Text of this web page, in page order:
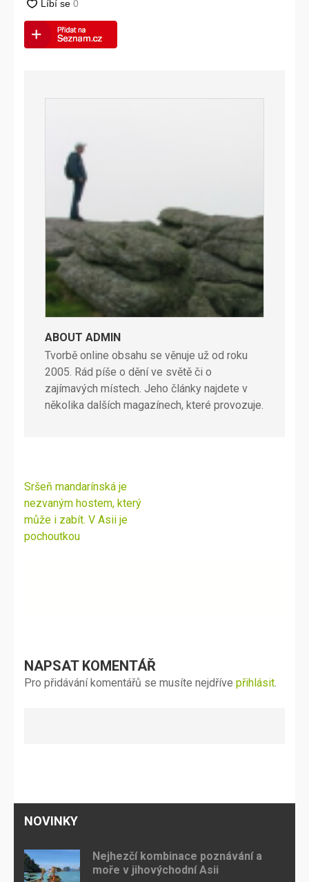
ABOUT ADMIN
Tvorbě online obsahu se věnuje už od roku
2005. Rád píše o dění ve světě či o
zajímavých místech. Jeho články najdete v
několika dalších magazínech, které provozuje.
Navigace
pro
příspěvek
Sršeň mandarínská je
nezvaným hostem, který
může i zabít. V Asii je
pochoutkou
NAPSAT KOMENTÁŘ
Pro přidávání komentářů se musíte nejdříve přihlásit
NOVINKY
Nejhezčí kombinace poznávání a
moře v jihovýchodní Asii